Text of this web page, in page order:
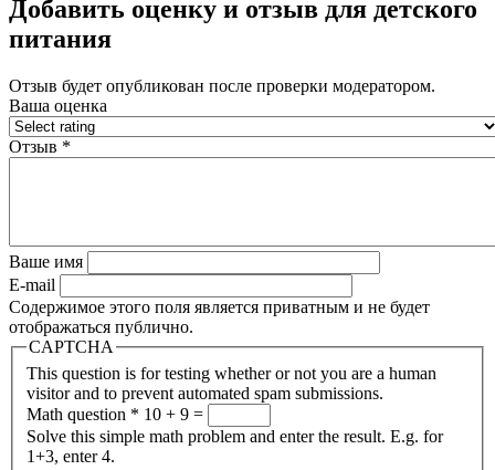
Добавить оценку и отзыв для детского
питания
Отзыв будет опубликован после проверки модератором.
Ваша оценка
Отзыв *
Ваше имя
E-mail
Содержимое этого поля является приватным и не будет
отображаться публично.
CAPTCHA
This question is for testing whether or not you are a human
visitor and to prevent automated spam submissions.
Math question * 10 + 9 =
Solve this simple math problem and enter the result. E.g. for
1+3, enter 4.